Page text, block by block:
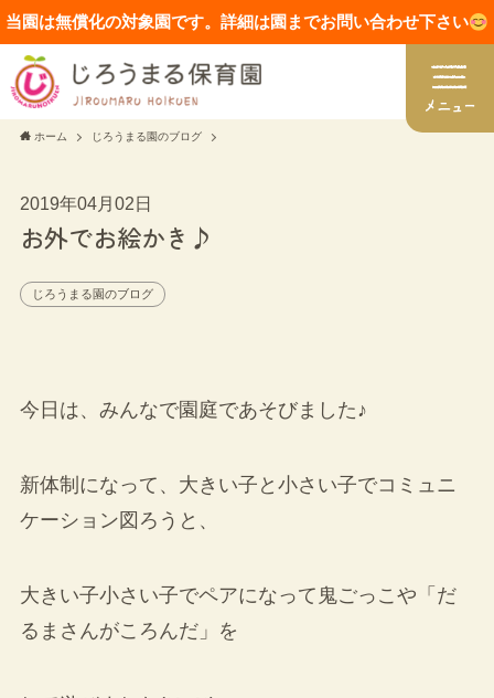
当園は無償化の対象園です。詳細は園までお問い合わせ下さい
ホーム じろうまる園のブログ
2019年04月02日
お外でお絵かき♪
じろうまる園のブログ
今日は、みんなで園庭であそびました♪
新体制になって、大きい子と小さい子でコミュニ
ケーション図ろうと、
大きい子小さい子でペアになって鬼ごっこや「だ
るまさんがころんだ」を